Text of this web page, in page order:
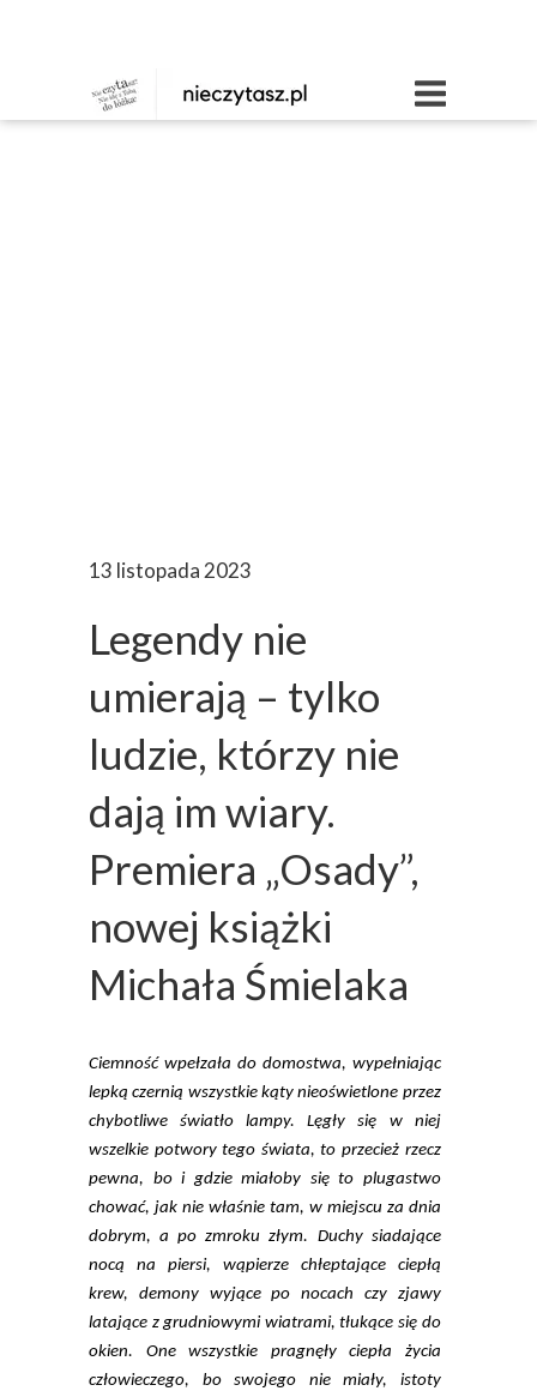
13 listopada 2023
Legendy nie
umierają – tylko
ludzie, którzy nie
dają im wiary.
Premiera „Osady”,
nowej książki
Michała Śmielaka
Ciemność wpełzała do domostwa, wypełniając
lepką czernią wszystkie kąty nieoświetlone przez
chybotliwe światło lampy. Lęgły się w niej
wszelkie potwory tego świata, to przecież rzecz
pewna, bo i gdzie miałoby się to plugastwo
chować, jak nie właśnie tam, w miejscu za dnia
dobrym, a po zmroku złym. Duchy siadające
nocą na piersi, wąpierze chłeptające ciepłą
krew, demony wyjące po nocach czy zjawy
latające z grudniowymi wiatrami, tłukące się do
okien. One wszystkie pragnęły ciepła życia
człowieczego, bo swojego nie miały, istoty